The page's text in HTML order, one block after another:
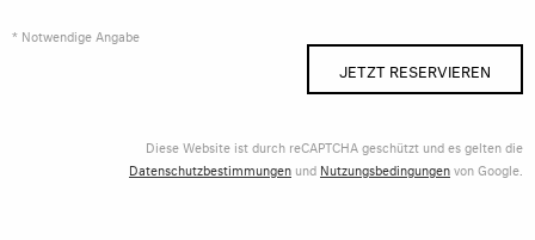
* Notwendige Angabe
JETZT RESERVIEREN
Diese Website ist durch reCAPTCHA geschützt und es gelten die
Datenschutzbestimmungen und Nutzungsbedingungenvon Google.